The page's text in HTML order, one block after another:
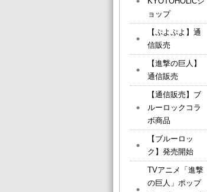
ョップ
【ぷよぷよ】通
信販売
【進撃の巨人】
通信販売
【通信販売】ブ
ルーロックコラ
ボ商品
【ブルーロッ
ク】発売開始
TVアニメ「進撃
の巨人」ポップ